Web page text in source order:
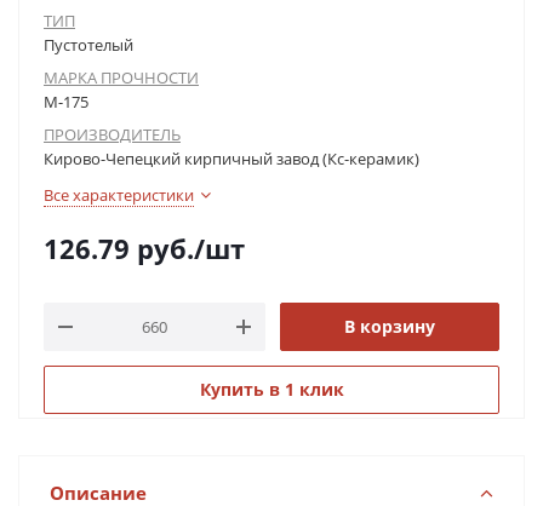
ТИП
Пустотелый
МАРКА ПРОЧНОСТИ
М-175
ПРОИЗВОДИТЕЛЬ
Кирово-Чепецкий кирпичный завод (Кс-керамик)
Все характеристики
126.79 руб./шт
В корзину
Купить в 1 клик
Описание